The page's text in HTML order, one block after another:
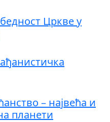
Цркве у
– највећа и
планети